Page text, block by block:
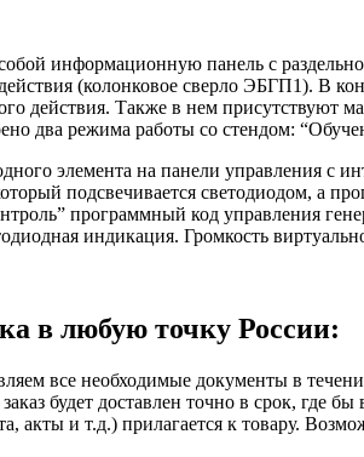
информационную панель с
(колонковое сверло ЭБГП1). В
действия. Также в нем присутствуют
два режима работы со стендом:
элемента на панели управления с
подсвечивается светодиодом, а
программный код управления
индикация. Громкость
в любую точку России:
все необходимые документы в
будет доставлен точно в срок, где
акты и т.д.) прилагается к товару.